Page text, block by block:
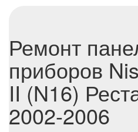
Ремонт
приборов
II (N16)
2002-2006